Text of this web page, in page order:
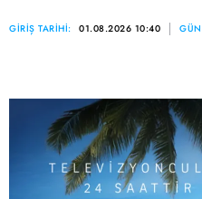
GİRİŞ TARİHİ: 01.08.2026 10:40